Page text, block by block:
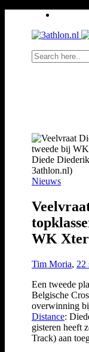
Diede
3athlon.nl)
Nieuws
WK
Tim Moria, 22
Een tweede
Belgische
overwinning
Distance:
gisteren heeft
Track) aan